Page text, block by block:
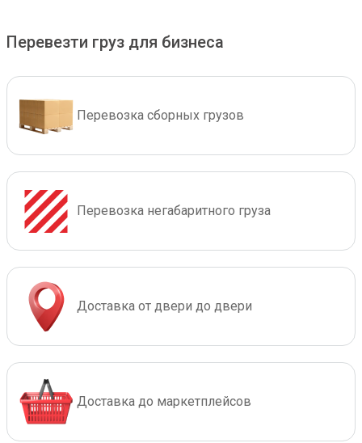
Перевезти груз для бизнеса
Перевозка сборных грузов
Перевозка негабаритного груза
Доставка от двери до двери
Доставка до маркетплейсов